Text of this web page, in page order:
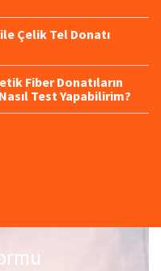
Çelik Tel Donatı
Fiber Donatıların
Test Yapabilirim?